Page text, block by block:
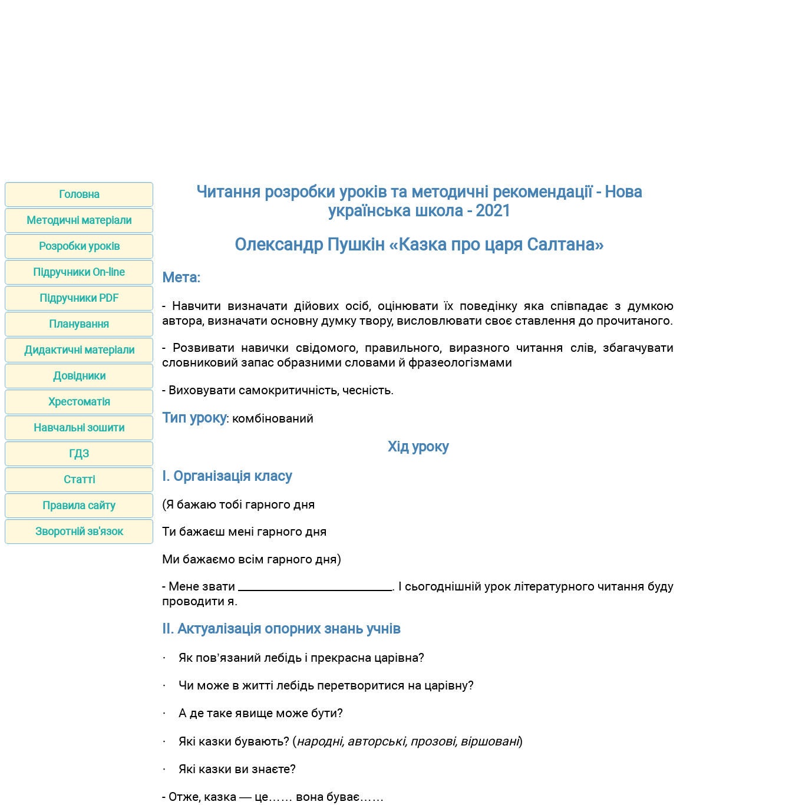
Головна
Методичні матеріали
Розробки уроків
Підручники On-line
Підручники PDF
Планування
Дидактичні матеріали
Довідники
Хрестоматія
Навчальні зошити
ГДЗ
Статті
Правила сайту
Зворотній зв'язок
Читання розробки уроків та методичні рекомендації - Нова
українська школа - 2021
Олександр Пушкін «Казка про царя Салтана»
Мета:
- Навчити визначати дійових осіб, оцінювати їх поведінку яка співпадає з думкою
автора, визначати основну думку твору, висловлювати своє ставлення до прочитаного.
- Розвивати навички свідомого, правильного, виразного читання слів, збагачувати
словниковий запас образними словами й фразеологізмами
- Виховувати самокритичність, чесність.
Тип уроку: комбінований
Хід уроку
І. Організація класу
(Я бажаю тобі гарного дня
Ти бажаєш мені гарного дня
Ми бажаємо всім гарного дня)
- Мене звати _____________________________. І сьогоднішній урок літературного читання буду
проводити я.
ІІ. Актуалізація опорних знань учнів
· Як пов’язаний лебідь і прекрасна царівна?
· Чи може в житті лебідь перетворитися на царівну?
· А де таке явище може бути?
· Які казки бувають? (народні, авторські, прозові, віршовані)
· Які казки ви знаєте?
- Отже, казка — це…… вона буває……